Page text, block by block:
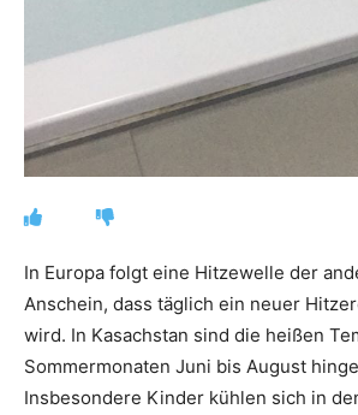
In Europa folgt eine Hitzewelle der
Anschein, dass täglich ein neuer
wird. In Kasachstan sind die heißen
Sommermonaten Juni bis August
Insbesondere Kinder kühlen sich in